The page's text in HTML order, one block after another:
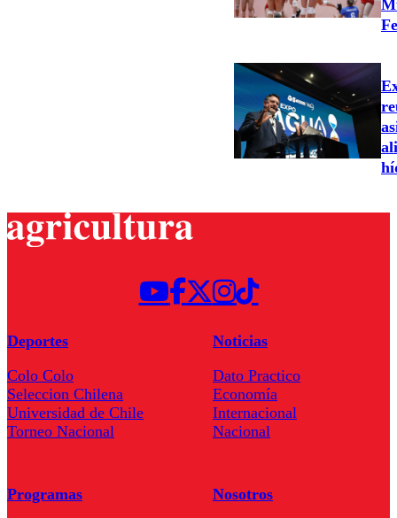
Deportes
Colo Colo
Seleccion Chilena
Universidad de Chile
Torneo Nacional
Noticias
Dato Practico
Economía
Internacional
Nacional
Programas
Nosotros